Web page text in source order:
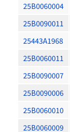
25B0060004
25B0090011
25443A1968
25B0060011
25B0090007
25B0090006
25B0060010
25B0060009